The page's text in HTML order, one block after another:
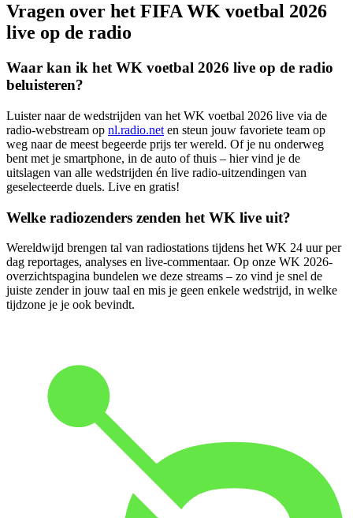
Vragen over het FIFA WK voetbal 2026
live op de radio
Waar kan ik het WK voetbal 2026 live op de radio
beluisteren?
Luister naar de wedstrijden van het WK voetbal 2026 live via de
radio-webstream op nl.radio.net en steun jouw favoriete team op
weg naar de meest begeerde prijs ter wereld. Of je nu onderweg
bent met je smartphone, in de auto of thuis – hier vind je de
uitslagen van alle wedstrijden én live radio-uitzendingen van
geselecteerde duels. Live en gratis!
Welke radiozenders zenden het WK live uit?
Wereldwijd brengen tal van radiostations tijdens het WK 24 uur per
dag reportages, analyses en live-commentaar. Op onze WK 2026-
overzichtspagina bundelen we deze streams – zo vind je snel de
juiste zender in jouw taal en mis je geen enkele wedstrijd, in welke
tijdzone je je ook bevindt.